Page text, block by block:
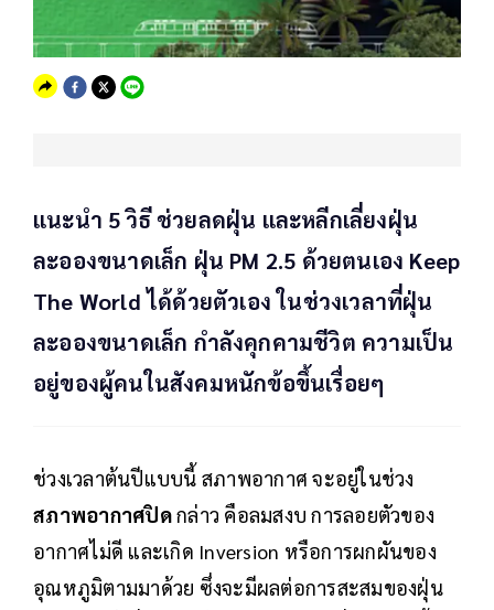
แนะนำ 5 วิธี ช่วยลดฝุ่น และหลีกเลี่ยงฝุ่น
ละอองขนาดเล็ก ฝุ่น PM 2.5 ด้วยตนเอง Keep
The World ได้ด้วยตัวเอง ในช่วงเวลาที่ฝุ่น
ละอองขนาดเล็ก กำลังคุกคามชีวิต ความเป็น
อยู่ของผู้คนในสังคมหนักข้อขึ้นเรื่อยๆ
ช่วงเวลาต้นปีแบบนี้ สภาพอากาศ จะอยู่ในช่วง
สภาพอากาศปิดกล่าว คือลมสงบ การลอยตัวของ
อากาศไม่ดี และเกิด Inversion หรือการผกผันของ
อุณหภูมิตามมาด้วย ซึ่งจะมีผลต่อการสะสมของฝุ่น